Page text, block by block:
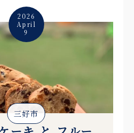
2026
April
9
三好市